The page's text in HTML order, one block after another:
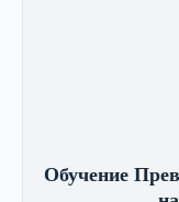
Обучение